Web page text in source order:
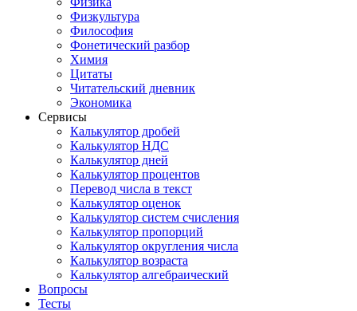
Физкультура
Философия
Фонетический разбор
Химия
Цитаты
Читательский дневник
Экономика
Сервисы
Калькулятор дробей
Калькулятор НДС
Калькулятор дней
Калькулятор процентов
Перевод числа в текст
Калькулятор оценок
Калькулятор систем счисления
Калькулятор пропорций
Калькулятор округления числа
Калькулятор возраста
Калькулятор алгебраический
Вопросы
Тесты